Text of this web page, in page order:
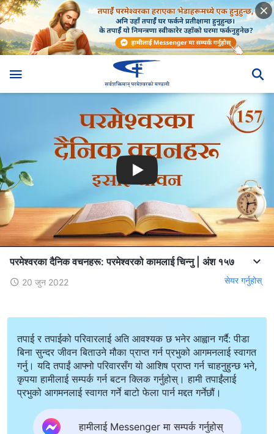
परमेश्‍वरका दैनिक वचनहरू: परमेश्‍वरको कामलाई चिन्‍नु | अंश १५७
20 जुन 2022 सेयर गर्नुहोस्
तपाई र तपाईको परिवारलाई अति आवश्यक छ भनेर आह्वान गर्दै: पीडा
बिना सुन्दर जीवन बिताउने मौका प्राप्त गर्न प्रभुको आगमनलाई स्वागत
गर्नु। यदि तपाईं आफ्नो परिवारसँग यो आशिष प्राप्त गर्न चाहनुहुन्छ भने,
कृपया हामीलाई सम्पर्क गर्न बटन क्लिक गर्नुहोस्। हामी तपाईंलाई
प्रभुको आगमनलाई स्वागत गर्ने बाटो फेला पार्न मद्दत गर्नेछौं।
हामीलाई Messenger मा सम्पर्क गर्नुहोस्